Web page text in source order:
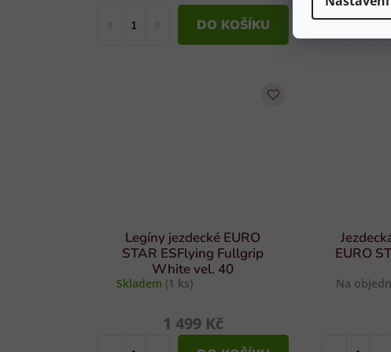
DO KOŠÍKU
Legíny jezdecké EURO
STAR ESFlying Fullgrip
White vel. 40
Skladem (1 ks)
1 499 Kč
EURO
Na